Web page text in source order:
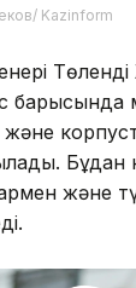
Kazinform
барысында
Бұдан
және